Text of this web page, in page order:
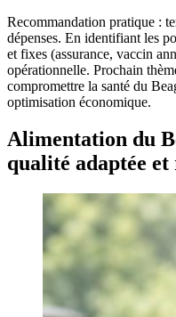
Recommandation pratique :
dépenses. En identifiant les
et fixes (assurance, vaccin
opérationnelle. Prochain
compromettre la santé du
optimisation économique.
Alimentation du
qualité adaptée